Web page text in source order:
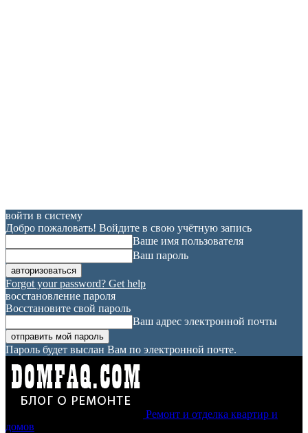
войти в систему
Добро пожаловать! Войдите в свою учётную запись
Ваше имя пользователя
Ваш пароль
Forgot your password? Get help
восстановление пароля
Восстановите свой пароль
Ваш адрес электронной почты
Пароль будет выслан Вам по электронной почте.
Ремонт и отделка квартир и
домов